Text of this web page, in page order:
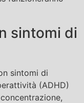
sintomi di
sintomi di
(ADHD)